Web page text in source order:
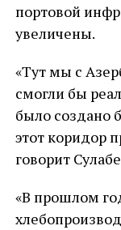
портовой
увеличены.
«Тут мы с
смогли бы
было создано
этот коридор
говорит
«В прошлом